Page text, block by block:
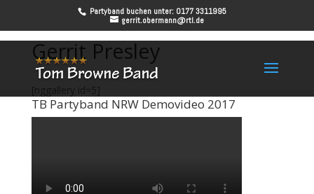
Partyband buchen unter: 0177 3311995
gerrit.obermann@rtl.de
Gerrit Presley
[nggallery id=5]
TB Partyband NRW Demovideo 2017